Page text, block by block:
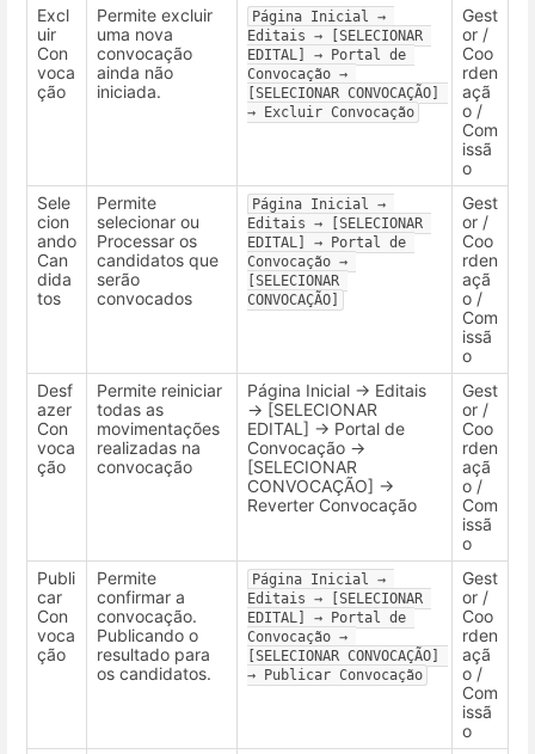
Excl
uir
Con
voca
ção
Permite excluir
uma nova
convocação
ainda não
iniciada.
Página Inicial →
Editais → [SELECIONAR
EDITAL] → Portal de
Convocação →
[SELECIONAR CONVOCAÇÃO]
→ Excluir Convocação
Gest
or /
Coo
rden
açã
o /
Com
issã
o
Sele
cion
ando
Can
dida
tos
Permite
selecionar ou
Processar os
candidatos que
serão
convocados
Página Inicial →
Editais → [SELECIONAR
EDITAL] → Portal de
Convocação →
[SELECIONAR
CONVOCAÇÃO]
Gest
or /
Coo
rden
açã
o /
Com
issã
o
Desf
azer
Con
voca
ção
Permite reiniciar
todas as
movimentações
realizadas na
convocação
Página Inicial → Editais
→ [SELECIONAR
EDITAL] → Portal de
Convocação →
[SELECIONAR
CONVOCAÇÃO] →
Reverter Convocação
Gest
or /
Coo
rden
açã
o /
Com
issã
o
Publi
car
Con
voca
ção
Permite
confirmar a
convocação.
Publicando o
resultado para
os candidatos.
Página Inicial →
Editais → [SELECIONAR
EDITAL] → Portal de
Convocação →
[SELECIONAR CONVOCAÇÃO]
→ Publicar Convocação
Gest
or /
Coo
rden
açã
o /
Com
issã
o